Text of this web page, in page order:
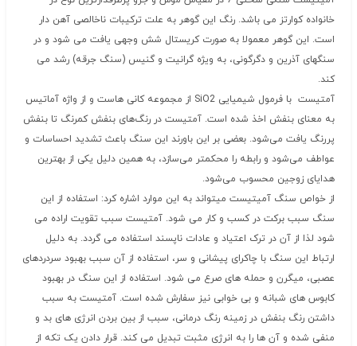
خانواده کوارتز می باشد. رنگ این گوهر به علت ترکیبات ناخالصی آهن دار
است. این گوهر معمولا به صورت کریستال شش وجهی یافت می شود و در
سنگهای آذرین و دگرگونی، به ویژه گرانیت و گنیس (سنگ جرقه) رشد می
کند.
آمتیست با فرمول شیمیایی SiO2 از مجموعه کانی هاست و از واژه آماتیس
به معنای بنفش اخذ شده‌ است. آمتیست در رنگ‌های بنفش کمرنگ تا بنفش
پررنگ یافت می‌شود. بعضی بر این باورند این سنگ باعث تشدید احساسات و
عواطف می‌شود و رابطه را محکمتر می‌سازد، به همین دلیل یکی از بهترین
هدایای زوجین محسوب می‌شود.
از خواص سنگ آمیتیست میتواند به این موارد اشاره کرد: استفاده از این
سنگ سبب برکت در کسب و کار می شود. آمتیست سبب تقویت اراده می
شود لذا از آن در ترک اعتیاد و عادات ناپسند استفاده می گردد. به دلیل
ارتباط این سنگ با چاکرای پیشانی و سر، استفاده از آن سبب بهبود سردردهای
عصبی، میگرن و حمله های صرع می شود. استفاده از این سنگ در بهبود
کابوس های شبانه و بی خوابی نیز سفارش شده است. آمتیست به سبب
داشتن رنگ بنفش در زمینه رنگ درمانی، سبب از بین بردن انرژی های بد و
منفی شده و آن ها را به انرژی مثبت تبدیل می کند. قرار دادن یک تکه از